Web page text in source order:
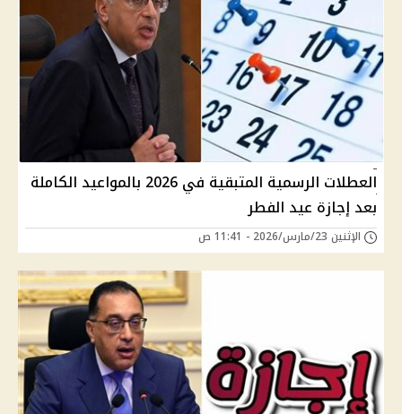
العطلات الرسمية المتبقية في 2026 بالمواعيد الكاملة
بعد إجازة عيد الفطر
الإثنين 23/مارس/2026 - 11:41 ص